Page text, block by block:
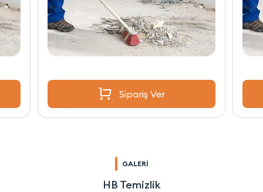
Sipariş Ver
GALERİ
HB Temizlik